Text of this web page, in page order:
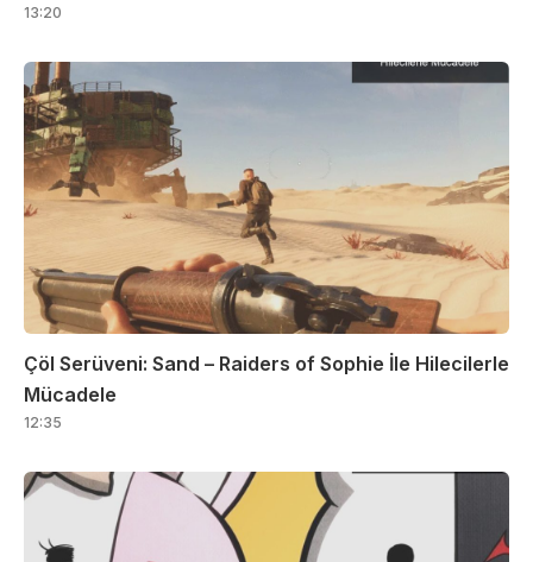
13:20
Çöl Serüveni: Sand – Raiders of Sophie İle Hilecilerle
Mücadele
12:35